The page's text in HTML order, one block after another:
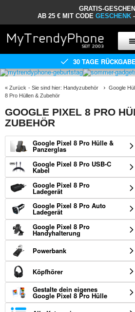
GRATIS-
AB 25 € MIT CODE GESCHENK -
30 TAGE
« Zurück - Sie sind hier: Handyzubehör Google
8 Pro Hüllen & Zubehör
GOOGLE PIXEL 8 PRO
ZUBEHÖR
Google Pixel 8 Pro Hülle &
Panzerglas
Google Pixel 8 Pro USB-C
Kabel
Google Pixel 8 Pro
Ladegerät
Google Pixel 8 Pro Auto
Ladegerät
Google Pixel 8 Pro
Handyhalterung
Powerbank
Köpfhörer
Gestalte dein eigenes
Google Pixel 8 Pro Hülle